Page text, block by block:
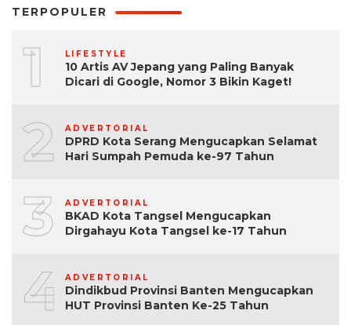
TERPOPULER
1 LIFESTYLE
10 Artis AV Jepang yang Paling Banyak
Dicari di Google, Nomor 3 Bikin Kaget!
2 ADVERTORIAL
DPRD Kota Serang Mengucapkan Selamat
Hari Sumpah Pemuda ke-97 Tahun
3 ADVERTORIAL
BKAD Kota Tangsel Mengucapkan
Dirgahayu Kota Tangsel ke-17 Tahun
4 ADVERTORIAL
Dindikbud Provinsi Banten Mengucapkan
HUT Provinsi Banten Ke-25 Tahun